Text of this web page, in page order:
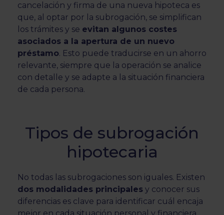
cancelación y firma de una nueva hipoteca es
que, al optar por la subrogación, se simplifican
los trámites y se evitan algunos costes
asociados a la apertura de un nuevo
préstamo. Esto puede traducirse en un ahorro
relevante, siempre que la operación se analice
con detalle y se adapte a la situación financiera
de cada persona.
Tipos de subrogación
hipotecaria
No todas las subrogaciones son iguales. Existen
dos modalidades principales y conocer sus
diferencias es clave para identificar cuál encaja